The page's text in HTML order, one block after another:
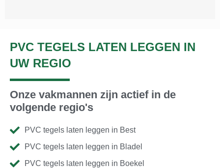
PVC TEGELS LATEN LEGGEN IN
UW REGIO
Onze vakmannen zijn actief in de
volgende regio's
PVC tegels laten leggen in Best
PVC tegels laten leggen in Bladel
PVC tegels laten leggen in Boekel